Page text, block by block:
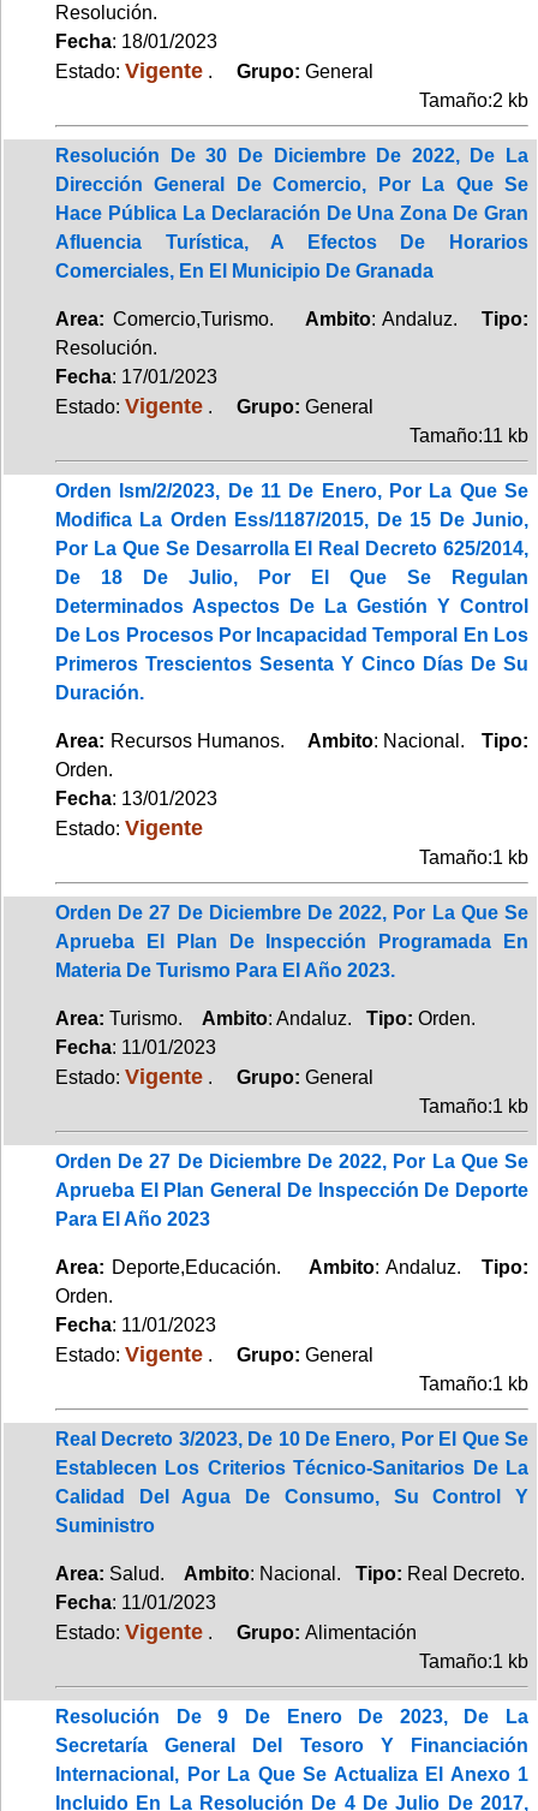
Resolución.
Fecha: 18/01/2023
Estado: Vigente . Grupo: General
Tamaño:2 kb
Resolución De 30 De Diciembre De 2022, De La
Dirección General De Comercio, Por La Que Se
Hace Pública La Declaración De Una Zona De Gran
Afluencia Turística, A Efectos De Horarios
Comerciales, En El Municipio De Granada
Area: Comercio,Turismo. Ambito: Andaluz.Tipo:
Resolución.
Fecha: 17/01/2023
Estado: Vigente . Grupo: General
Tamaño:11 kb
Orden Ism/2/2023, De 11 De Enero, Por La Que Se
Modifica La Orden Ess/1187/2015, De 15 De Junio,
Por La Que Se Desarrolla El Real Decreto 625/2014,
De 18 De Julio, Por El Que Se Regulan
Determinados Aspectos De La Gestión Y Control
De Los Procesos Por Incapacidad Temporal En Los
Primeros Trescientos Sesenta Y Cinco Días De Su
Duración.
Area: Recursos Humanos. Ambito: Nacional.Tipo:
Orden.
Fecha: 13/01/2023
Estado: Vigente
Tamaño:1 kb
Orden De 27 De Diciembre De 2022, Por La Que Se
Aprueba El Plan De Inspección Programada En
Materia De Turismo Para El Año 2023.
Area: Turismo. Ambito: Andaluz. Tipo: Orden.
Fecha: 11/01/2023
Estado: Vigente . Grupo: General
Tamaño:1 kb
Orden De 27 De Diciembre De 2022, Por La Que Se
Aprueba El Plan General De Inspección De Deporte
Para El Año 2023
Area: Deporte,Educación. Ambito: Andaluz.Tipo:
Orden.
Fecha: 11/01/2023
Estado: Vigente . Grupo: General
Tamaño:1 kb
Real Decreto 3/2023, De 10 De Enero, Por El Que Se
Establecen Los Criterios Técnico-Sanitarios De La
Calidad Del Agua De Consumo, Su Control Y
Suministro
Area: Salud. Ambito: Nacional. Tipo: Real Decreto.
Fecha: 11/01/2023
Estado: Vigente . Grupo: Alimentación
Tamaño:1 kb
Resolución De 9 De Enero De 2023, De La
Secretaría General Del Tesoro Y Financiación
Internacional, Por La Que Se Actualiza El Anexo 1
Incluido En La Resolución De 4 De Julio De 2017,